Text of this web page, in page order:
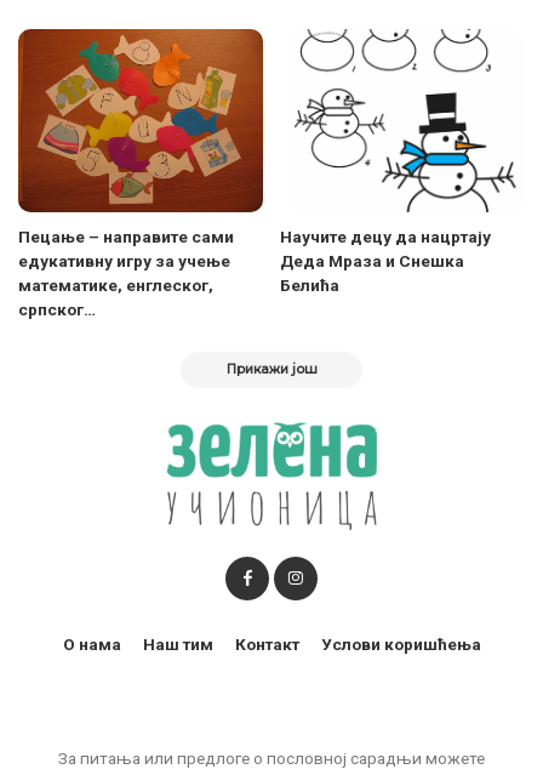
Пецање – направите сами
едукативну игру за учење
математике, енглеског,
српског…
Научите децу да нацртају
Деда Мраза и Снешка
Белића
Прикажи још
За питања или предлоге о пословној сарадњи можете
О нама Наш тим Контакт Услови коришћења